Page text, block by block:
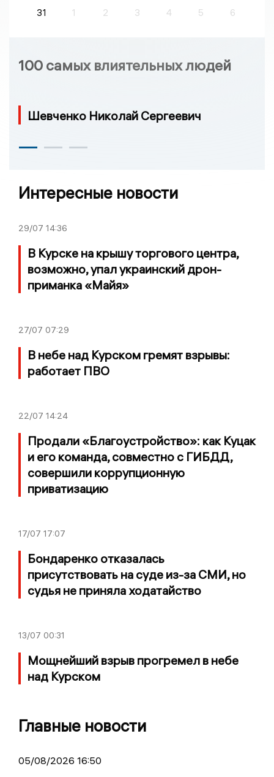
31 1 2 3 4 5 6
100 самых влиятельных людей
Шевченко Николай Сергеевич
Интересные новости
29/07 14:36
В Курске на крышу торгового центра,
возможно, упал украинский дрон-
приманка «Майя»
27/07 07:29
В небе над Курском гремят взрывы:
работает ПВО
22/07 14:24
Продали «Благоустройство»: как Куцак
и его команда, совместно с ГИБДД,
совершили коррупционную
приватизацию
17/07 17:07
Бондаренко отказалась
присутствовать на суде из-за СМИ, но
судья не приняла ходатайство
13/07 00:31
Мощнейший взрыв прогремел в небе
над Курском
Главные новости
05/08/2026 16:50